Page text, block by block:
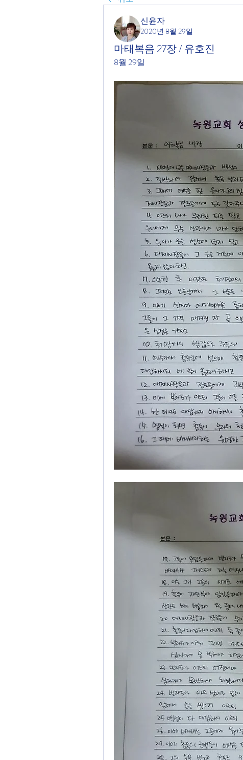
신윤자
2020년 8월 29일
마태복음 27장 / 유호진
8월 29일